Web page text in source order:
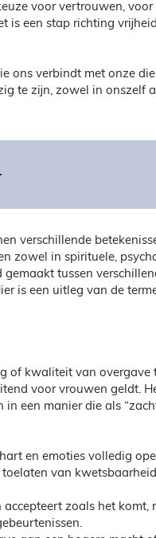
voor vertrouwen,
is een stap richting
ons verbindt met onze
te zijn, zowel in onszelf
verschillende
zowel in spirituele,
tussen
is een uitleg van de
of kwaliteit van overgave
voor vrouwen geldt.
een manier die als
en emoties volledig
van
zoals het komt,